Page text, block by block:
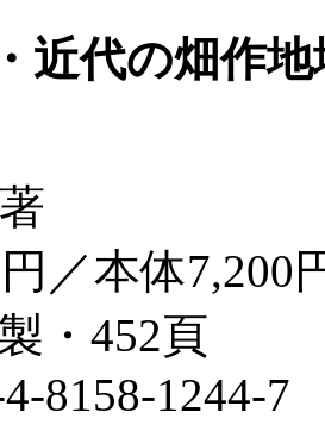
近代の畑作
／本体7,200
・452頁
8158-1244-7